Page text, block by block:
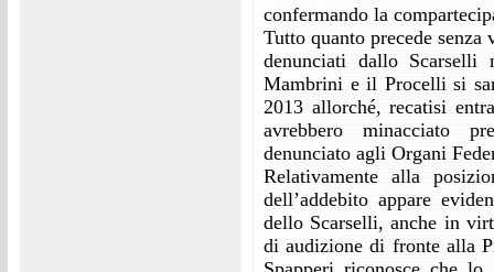
confermando la
Tutto quanto precede
denunciati dallo
Mambrini e il Procelli si
2013 allorché, recatisi
avrebbero minacciato
denunciato agli Organi
Relativamente alla
dell’addebito appare
dello Scarselli, anche in
di audizione di fronte alla